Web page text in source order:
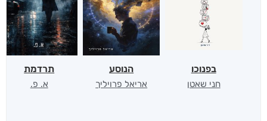
בפנוכו
חני שאטן
הנוסע
אריאל פרויליך
תרדמת
א. פ.